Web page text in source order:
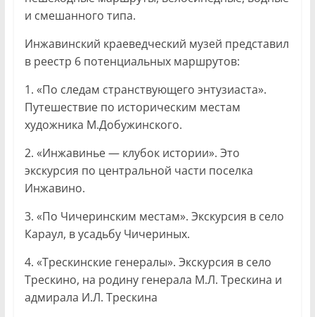
и смешанного типа.
Инжавинский краеведческий музей представил
в реестр 6 потенциальных маршрутов:
1. «По следам странствующего энтузиаста».
Путешествие по историческим местам
художника М.Добужинского.
2. «Инжавинье — клубок истории». Это
экскурсия по центральной части поселка
Инжавино.
3. «По Чичеринским местам». Экскурсия в село
Караул, в усадьбу Чичериных.
4. «Трескинские генералы». Экскурсия в село
Трескино, на родину генерала М.Л. Трескина и
адмирала И.Л. Трескина